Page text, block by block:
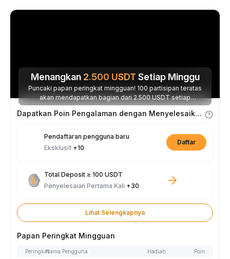
Menangkan 2.500 USDT Setiap Minggu
Puncaki papan peringkat mingguan! 100 partisipan teratas
akan mendapatkan bagian dari 2.500 USDT setiap
minggunya.
Dapatkan Poin Pengalaman dengan Menyelesaikan Tugas
Pendaftaran pengguna baru
Eksklusif +10
Daftar
Total Deposit ≥ 100 USDT
Penyelesaian Pertama Kali +30
Lihat Selengkapnya
Papan Peringkat Mingguan
PeringkatNama Pengguna Hadiah Poin